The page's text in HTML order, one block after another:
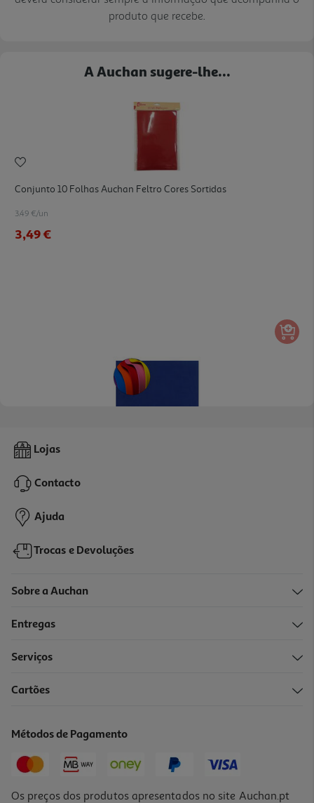
produto que recebe.
A Auchan sugere-lhe...
Conjunto 10 Folhas Auchan Feltro Cores Sortidas
3.49 €/un
3,49 €
Goma Eva Moosgummi Liderpapel Azul 50x70cm 1.5mm
1,79 €
Lojas
Contacto
Ajuda
Trocas e Devoluções
Sobre a Auchan
Entregas
Serviços
Cartões
Métodos de Pagamento
Os preços dos produtos apresentados no site Auchan.pt